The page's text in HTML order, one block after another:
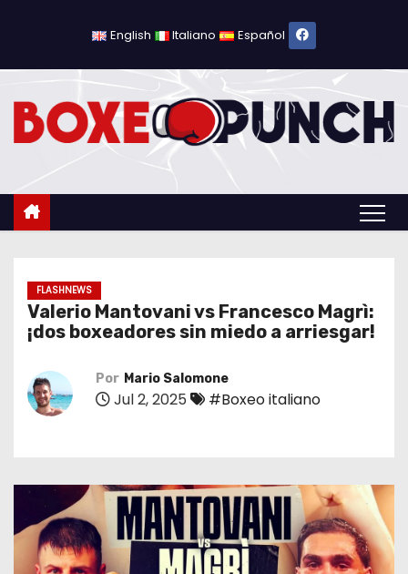
l
English Italiano Español
FLASHNEWS
Valerio Mantovani vs Francesco Magrì:
¡dos boxeadores sin miedo a arriesgar!
Por Mario Salomone
Jul 2, 2025 #Boxeo italiano